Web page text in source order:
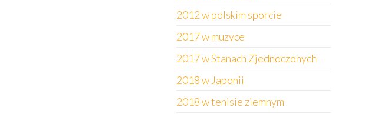
2012 w polskim sporcie
2017 w muzyce
2017 w Stanach Zjednoczonych
2018 w Japonii
2018 w tenisie ziemnym